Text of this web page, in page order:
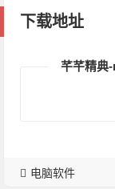
下载地址
芊芊精典
电脑软件